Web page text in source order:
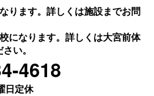
ります。詳しくは施設までお問
になります。詳しくは大宮前体
い。
4618
日定休